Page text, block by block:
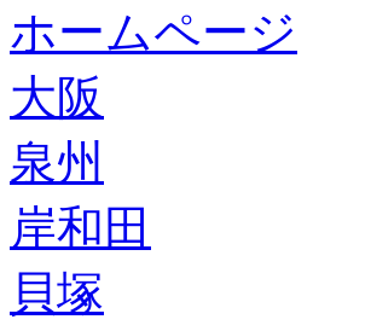
ホームページ
大阪
泉州
岸和田
貝塚